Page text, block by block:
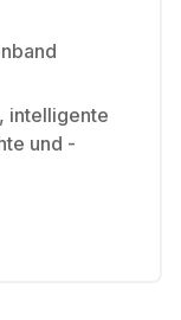
intelligente
und -